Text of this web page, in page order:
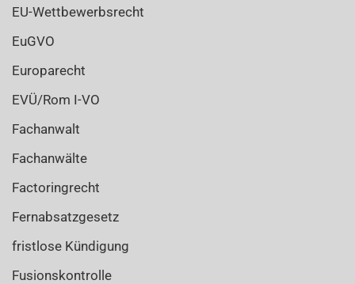
EU-Wettbewerbsrecht
EuGVO
Europarecht
EVÜ/Rom I-VO
Fachanwalt
Fachanwälte
Factoringrecht
Fernabsatzgesetz
fristlose Kündigung
Fusionskontrolle